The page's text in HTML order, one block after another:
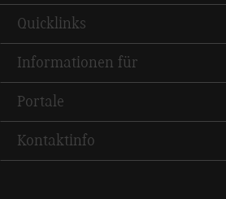
Quicklinks
Informationen für
Portale
Kontaktinfo